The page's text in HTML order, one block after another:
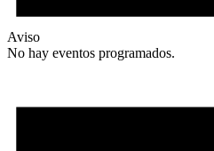
Aviso
No hay eventos programados.